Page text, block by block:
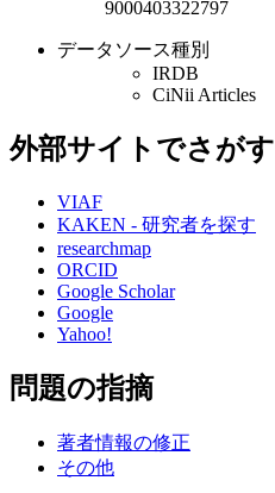
9000403322797
データソース種別
IRDB
CiNii Articles
外部サイトでさがす
VIAF
KAKEN - 研究者を探す
researchmap
ORCID
Google Scholar
Google
Yahoo!
問題の指摘
著者情報の修正
その他